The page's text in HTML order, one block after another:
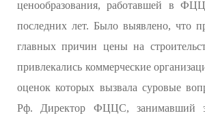
ценообразования, работавшей в
последних лет. Было выявлено, что
главных причин цены на
привлекались коммерческие
оценок которых вызвала суровые
Рф. Директор ФЦЦС, занимавший